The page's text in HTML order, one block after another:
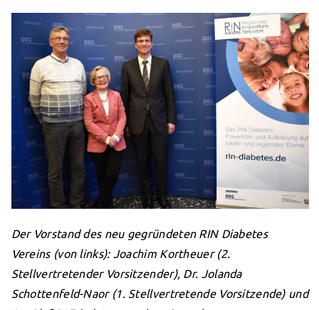
Der Vorstand des neu gegründeten RIN Diabetes
Vereins (von links): Joachim Kortheuer (2.
Stellvertretender Vorsitzender), Dr. Jolanda
Schottenfeld-Naor (1. Stellvertretende Vorsitzende) und